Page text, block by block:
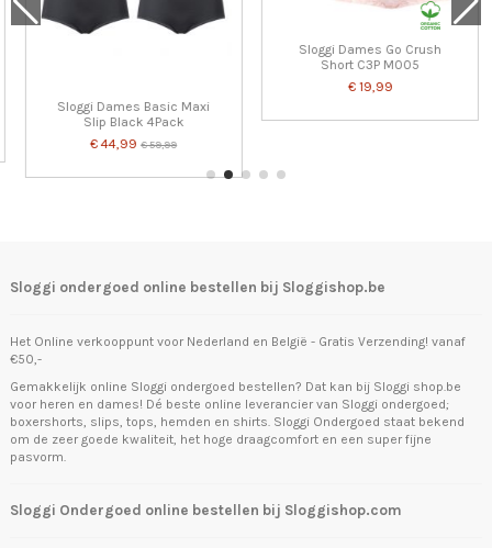
Sloggi Dames Basic Maxi
Slip Black 4Pack
€ 44,99€ 59,99
Sloggi Dames Go Crush
Short C3P M005
€ 19,99
Sloggi ondergoed online bestellen bij Sloggishop.be
Het Online verkooppunt voor Nederland en België - Gratis Verzending! vanaf
€50,-
Gemakkelijk online Sloggi ondergoed bestellen? Dat kan bij Sloggi shop.be
voor heren en dames! Dé beste online leverancier van Sloggi ondergoed;
boxershorts, slips, tops, hemden en shirts. Sloggi Ondergoed staat bekend
om de zeer goede kwaliteit, het hoge draagcomfort en een super fijne
pasvorm.
Sloggi Ondergoed online bestellen bij Sloggishop.com